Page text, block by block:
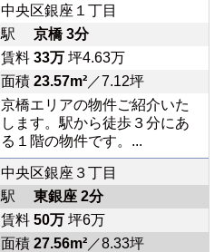
中央区銀座１丁目
駅 京橋 3分
賃料 33万坪4.63万
面積 23.57m²／7.12坪
京橋エリアの物件ご紹介いた
します。駅から徒歩３分にあ
る１階の物件です。...
中央区銀座３丁目
駅 東銀座 2分
賃料 50万坪6万
面積 27.56m²／8.33坪